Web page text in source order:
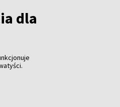
dla